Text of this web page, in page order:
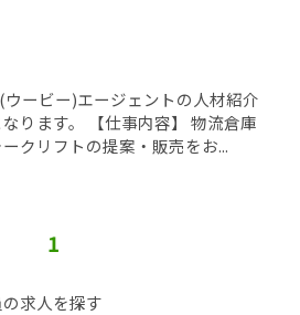
ービー)エージェントの人材紹介
ります。 【仕事内容】 物流倉庫
クリフトの提案・販売をお...
1
求人を探す